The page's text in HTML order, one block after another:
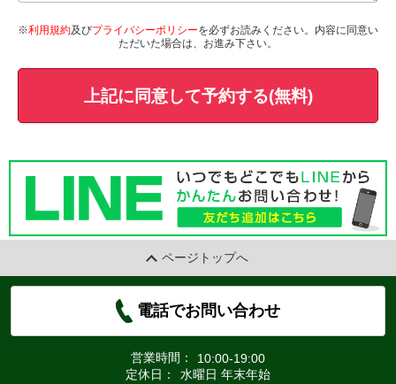
※利用規約及びプライバシーポリシーを必ずお読みください。内容に同意い
ただいた場合は、お進み下さい。
上記に同意して予約する(無料)
ページトップへ
電話でお問い合わせ
営業時間：
10:00-19:00
定休日：
水曜日 年末年始